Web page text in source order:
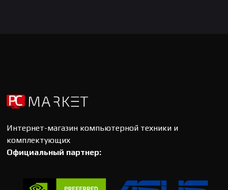
Интернет-магазин компьютерной техники и
комплектующих
Официальный партнер: